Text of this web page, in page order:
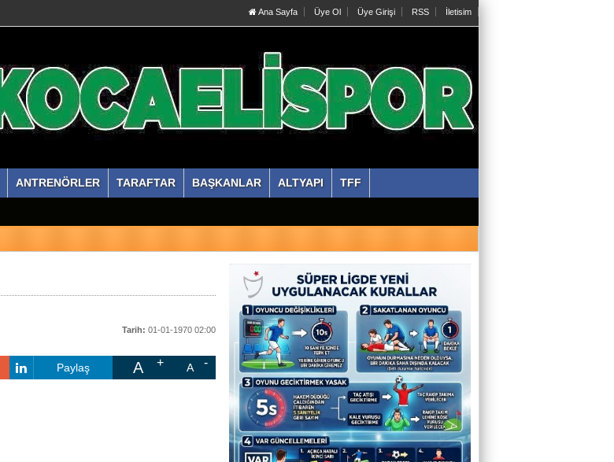
Ana Sayfa Üye Ol Üye Girişi RSS İletisim
ANTRENÖRLER TARAFTAR BAŞKANLAR ALTYAPI TFF
Tarih: 01-01-1970 02:00
Paylaş A A